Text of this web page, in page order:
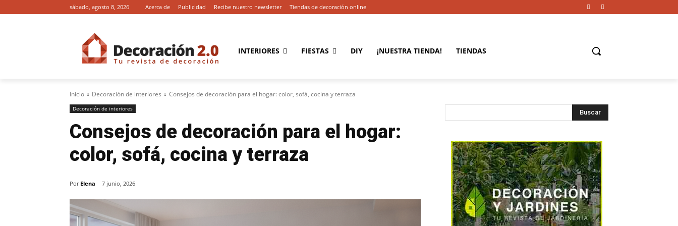
sábado, agosto 8, 2026 Acerca de Publicidad Recibe nuestro newsletter Tiendas de decoración online
INTERIORES FIESTAS DIY ¡NUESTRA TIENDA! TIENDAS
Inicio Decoración de interiores Consejos de decoración para el hogar: color, sofá, cocina y terraza
Decoración de interiores
Consejos de decoración para el hogar:
color, sofá, cocina y terraza
Por Elena 7 junio, 2026
Buscar